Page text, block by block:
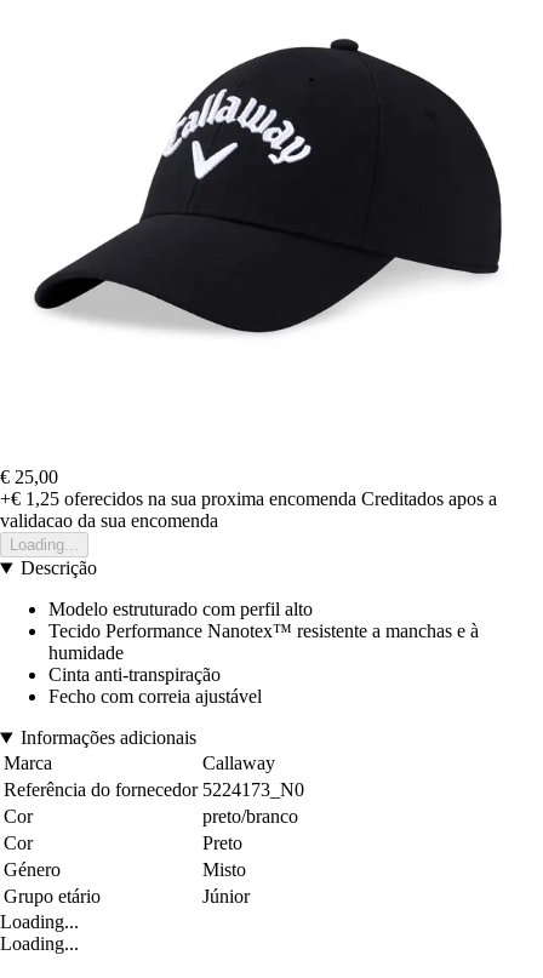
€ 25,00
+€ 1,25 oferecidos na sua proxima encomenda Creditados apos a
validacao da sua encomenda
Loading...
Descrição
Modelo estruturado com perfil alto
Tecido Performance Nanotex™ resistente a manchas e à
humidade
Cinta anti-transpiração
Fecho com correia ajustável
Informações adicionais
Marca
Callaway
Referência do fornecedor 5224173_N0
Cor
preto/branco
Cor
Preto
Género
Misto
Grupo etário
Júnior
Loading...
Loading...